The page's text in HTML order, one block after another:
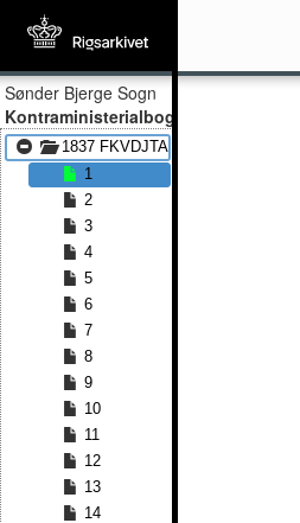
Sønder Bjerge Sogn
Kontraministerialbog
1837 FKVDJTA - 1862 FKVDJTA
1
2
3
4
5
6
7
8
9
10
11
12
13
14